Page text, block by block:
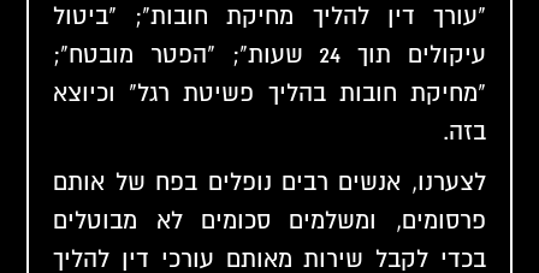
"עורך דין להליך מחיקת חובות"; "ביטול
עיקולים תוך 24 שעות"; "הפטר מובטח";
"מחיקת חובות בהליך פשיטת רגל" וכיוצא
בזה.
לצערנו, אנשים רבים נופלים בפח של אותם
פרסומים, ומשלמים סכומים לא מבוטלים
בכדי לקבל שירות מאותם עורכי דין להליך